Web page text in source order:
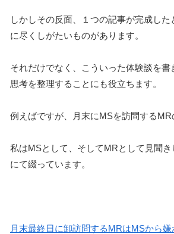
しかしその反面、１つの記事が完成し
に尽くしがたいものがあります。
それだけでなく、こういった体験談を
思考を整理することにも役立ちます。
例えばですが、月末にMSを訪問するMR
私はMSとして、そしてMRとして見聞
にて綴っています。
月末最終日に卸訪問するMRはMSから